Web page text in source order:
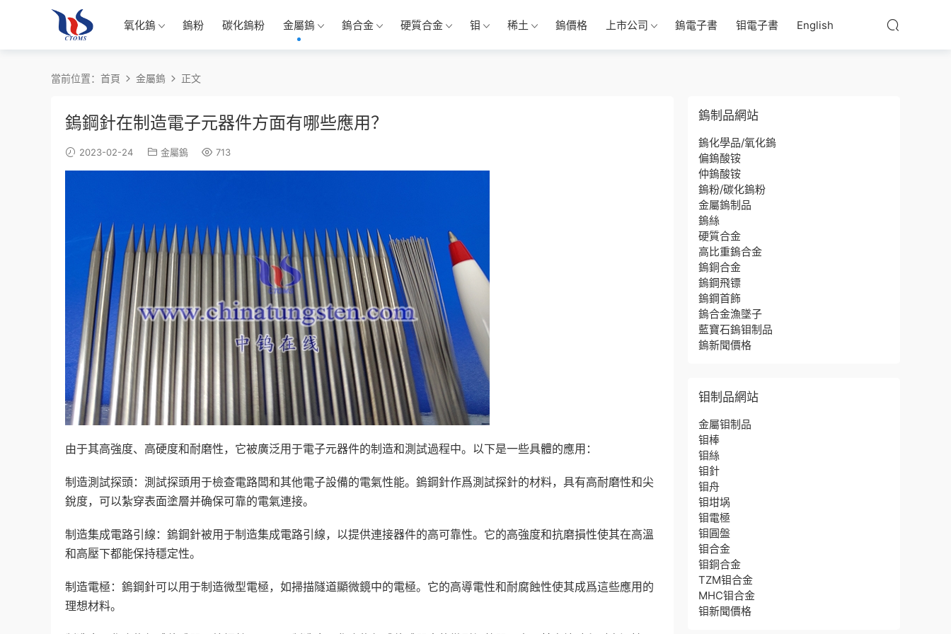
氧化鎢 鎢粉 碳化鎢粉 金屬鎢 鎢合金 硬質合金 钼 稀土 鎢價格 上市公司 鎢電子書 钼電子書 English
當前位置： 首頁 金屬鎢 正文
鎢鋼針在制造電子元器件方面有哪些應用？
2023-02-24 金屬鎢 713
由于其高強度、高硬度和耐磨性，它被廣泛用于電子元器件的制造和測試過程中。以下是一些具體的應用：
制造測試探頭：測試探頭用于檢查電路闆和其他電子設備的電氣性能。鎢鋼針作爲測試探針的材料，具有高耐磨性和尖
銳度，可以紮穿表面塗層并确保可靠的電氣連接。
制造集成電路引線：鎢鋼針被用于制造集成電路引線，以提供連接器件的高可靠性。它的高強度和抗磨損性使其在高溫
和高壓下都能保持穩定性。
制造電極：鎢鋼針可以用于制造微型電極，如掃描隧道顯微鏡中的電極。它的高導電性和耐腐蝕性使其成爲這些應用的
理想材料。
鎢制品網站
鎢化學品/氧化鎢
偏鎢酸铵
仲鎢酸铵
鎢粉/碳化鎢粉
金屬鎢制品
鎢絲
硬質合金
高比重鎢合金
鎢銅合金
鎢鋼飛镖
鎢鋼首飾
鎢合金漁墜子
藍寶石鎢钼制品
鎢新聞價格
钼制品網站
金屬钼制品
钼棒
钼絲
钼針
钼舟
钼坩埚
钼電極
钼圓盤
钼合金
钼銅合金
TZM钼合金
MHC钼合金
钼新聞價格